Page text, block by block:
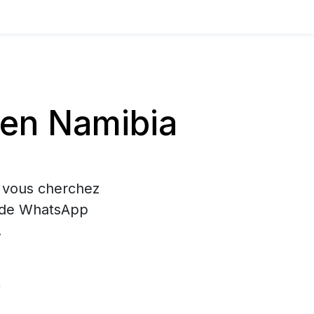
Namibia
cherchez
WhatsApp